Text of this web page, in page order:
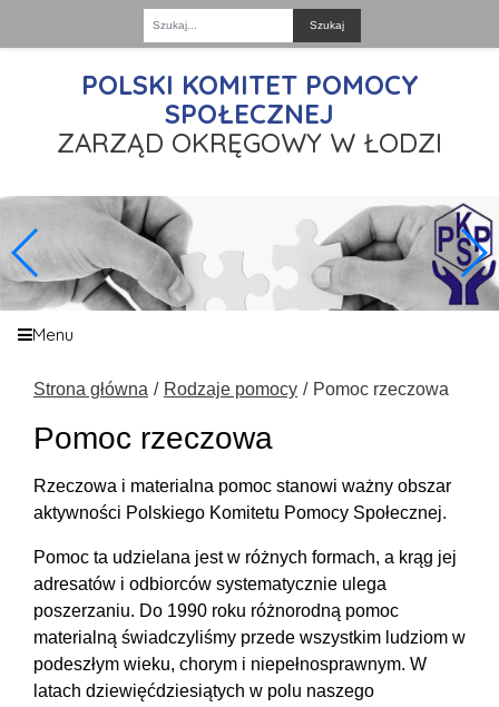
POLSKI KOMITET POMOCY
SPOŁECZNEJ
ZARZĄD OKRĘGOWY W ŁODZI
Menu
Strona główna Rodzaje pomocy Pomoc rzeczowa
Pomoc rzeczowa
Rzeczowa i materialna pomoc stanowi ważny obszar
aktywności Polskiego Komitetu Pomocy Społecznej.
Pomoc ta udzielana jest w różnych formach, a krąg jej
adresatów i odbiorców systematycznie ulega
poszerzaniu. Do 1990 roku różnorodną pomoc
materialną świadczyliśmy przede wszystkim ludziom w
podeszłym wieku, chorym i niepełnosprawnym. W
latach dziewięćdziesiątych w polu naszego